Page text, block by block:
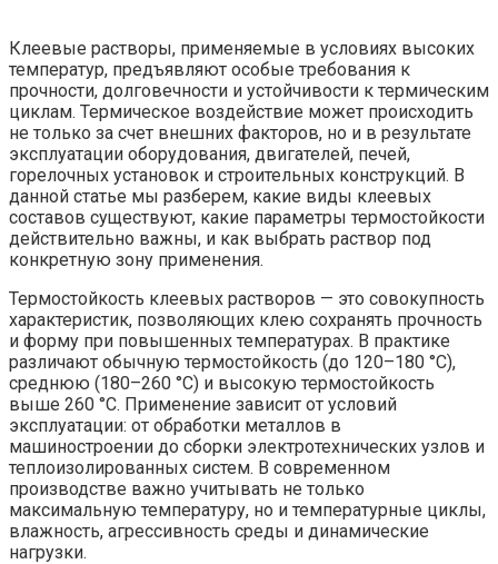
Клеевые растворы, применяемые в условиях высоких
температур, предъявляют особые требования к
прочности, долговечности и устойчивости к термическим
циклам. Термическое воздействие может происходить
не только за счет внешних факторов, но и в результате
эксплуатации оборудования, двигателей, печей,
горелочных установок и строительных конструкций. В
данной статье мы разберем, какие виды клеевых
составов существуют, какие параметры термостойкости
действительно важны, и как выбрать раствор под
конкретную зону применения.
Термостойкость клеевых растворов — это совокупность
характеристик, позволяющих клею сохранять прочность
и форму при повышенных температурах. В практике
различают обычную термостойкость (до 120–180 °C),
среднюю (180–260 °C) и высокую термостойкость
выше 260 °C. Применение зависит от условий
эксплуатации: от обработки металлов в
машиностроении до сборки электротехнических узлов и
теплоизолированных систем. В современном
производстве важно учитывать не только
максимальную температуру, но и температурные циклы,
влажность, агрессивность среды и динамические
нагрузки.